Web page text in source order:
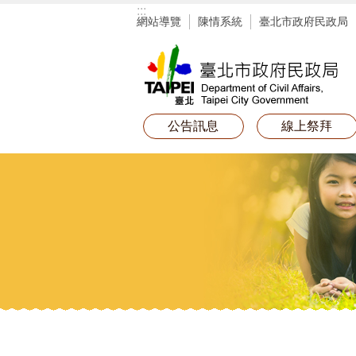
:::
網站導覽 陳情系統 臺北市政府民政局
公告訊息 線上祭拜